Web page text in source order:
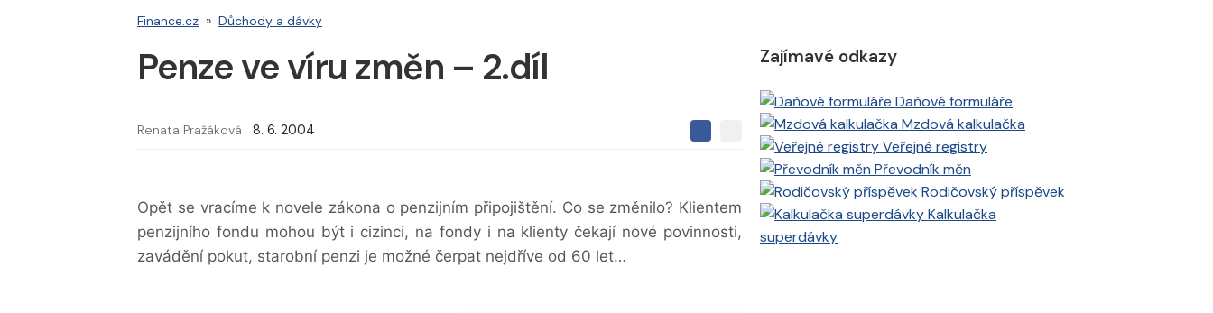
Finance.cz » Důchody a dávky
Penze ve víru změn – 2.díl
Renata Pražáková 8. 6. 2004
S
l
e
S
j
e
j
t
e
Opět se vracíme k novele zákona o penzijním připojištění. Co se změnilo? Klientem
penzijního fondu mohou být i cizinci, na fondy i na klienty čekají nové povinnosti,
zavádění pokut, starobní penzi je možné čerpat nejdříve od 60 let…
Zajímavé odkazy
Daňové formuláře
Mzdová kalkulačka
Veřejné registry
Převodník měn
Rodičovský příspěvek
Kalkulačka
superdávky